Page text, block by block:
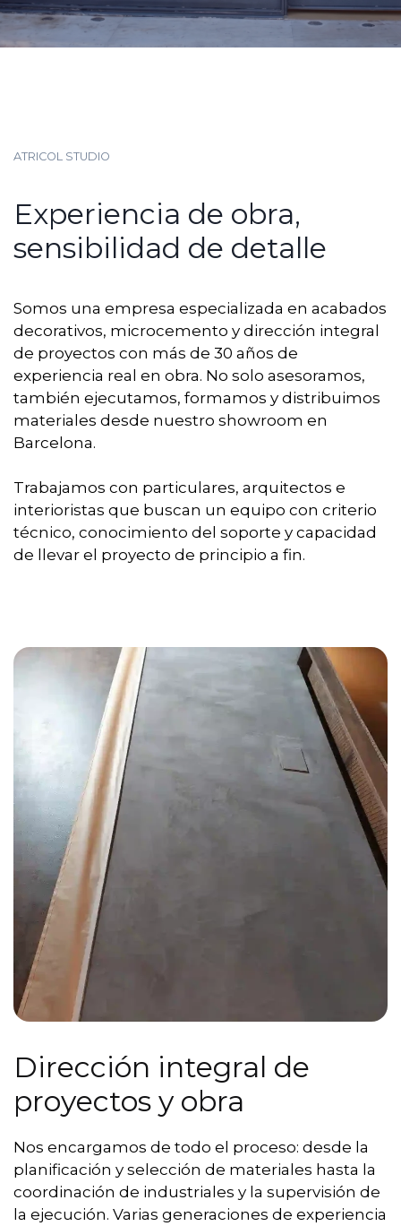
ATRICOL STUDIO
Experiencia de obra,
sensibilidad de detalle
Somos una empresa especializada en acabados
decorativos, microcemento y dirección integral
de proyectos con más de 30 años de
experiencia real en obra. No solo asesoramos,
también ejecutamos, formamos y distribuimos
materiales desde nuestro showroom en
Barcelona.
Trabajamos con particulares, arquitectos e
interioristas que buscan un equipo con criterio
técnico, conocimiento del soporte y capacidad
de llevar el proyecto de principio a fin.
Dirección integral de
proyectos y obra
Nos encargamos de todo el proceso: desde la
planificación y selección de materiales hasta la
coordinación de industriales y la supervisión de
la ejecución. Varias generaciones de experiencia